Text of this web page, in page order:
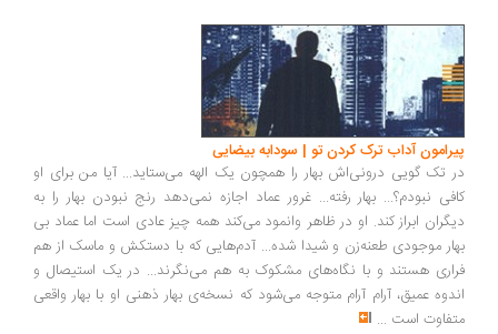
پیرامون آداب ترک کردن تو | سودابه بیضایی
در تک گویی درونی‌اش بهار را همچون یک الهه می‌ستاید... آیا من برای او
کافی نبودم؟... بهار رفته... غرور عماد اجازه نمی‌دهد رنج نبودن بهار را به
دیگران ابراز کند. او در ظاهر وانمود می‌کند همه چیز عادی است اما عماد بی
بهار موجودی طعنه‌زن و شیدا شده... آدم‌هایی که با دستکش و ماسک از هم
فراری هستند و با نگاه‌های مشکوک به هم می‌نگرند... در یک استیصال و
اندوه عمیق، آرام آرام متوجه می‌شود که نسخه‌ی بهار ذهنی او با بهار واقعی
متفاوت است ...